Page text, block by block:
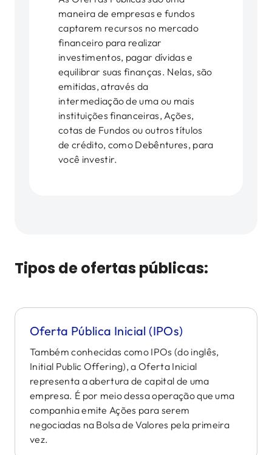
maneira de empresas e fundos
captarem recursos no mercado
financeiro para realizar
investimentos, pagar dívidas e
equilibrar suas finanças. Nelas, são
emitidas, através da
intermediação de uma ou mais
instituições financeiras, Ações,
cotas de Fundos ou outros títulos
de crédito, como Debêntures, para
você investir.
Tipos de ofertas públicas:
Oferta Pública Inicial (IPOs)
Também conhecidas como IPOs (do inglês,
Initial Public Offering), a Oferta Inicial
representa a abertura de capital de uma
empresa. É por meio dessa operação que uma
companhia emite Ações para serem
negociadas na Bolsa de Valores pela primeira
vez.